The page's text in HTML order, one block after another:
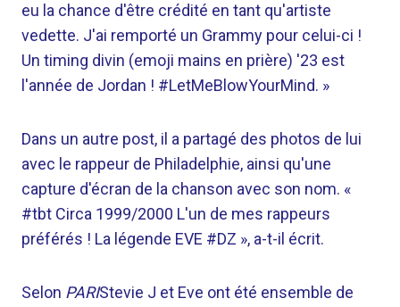
eu la chance d'être crédité en tant qu'artiste
vedette. J'ai remporté un Grammy pour celui-ci !
Un timing divin (emoji mains en prière) '23 est
l'année de Jordan ! #LetMeBlowYourMind. »
Dans un autre post, il a partagé des photos de lui
avec le rappeur de Philadelphie, ainsi qu'une
capture d'écran de la chanson avec son nom. «
#tbt Circa 1999/2000 L'un de mes rappeurs
préférés ! La légende EVE #DZ », a-t-il écrit.
Selon PARIStevie J et Eve ont été ensemble de